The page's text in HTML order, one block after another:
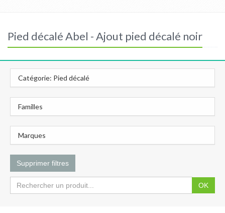
Pied décalé Abel - Ajout pied décalé noir
Catégorie: Pied décalé
Familles
Marques
Supprimer filtres
OK